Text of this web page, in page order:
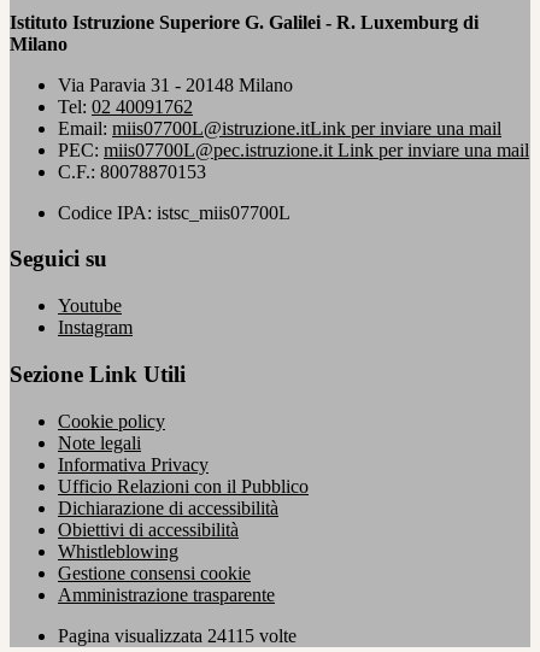
Istituto Istruzione Superiore G. Galilei - R. Luxemburg di
Milano
Via Paravia 31 - 20148 Milano
Tel: 02 40091762
Email: miis07700L@istruzione.itLink per inviare una mail
PEC: miis07700L@pec.istruzione.it Link per inviare una mail
C.F.: 80078870153
Codice IPA: istsc_miis07700L
Seguici su
Youtube
Instagram
Sezione Link Utili
Cookie policy
Note legali
Informativa Privacy
Ufficio Relazioni con il Pubblico
Dichiarazione di accessibilità
Obiettivi di accessibilità
Whistleblowing
Gestione consensi cookie
Amministrazione trasparente
Pagina visualizzata 24115 volte